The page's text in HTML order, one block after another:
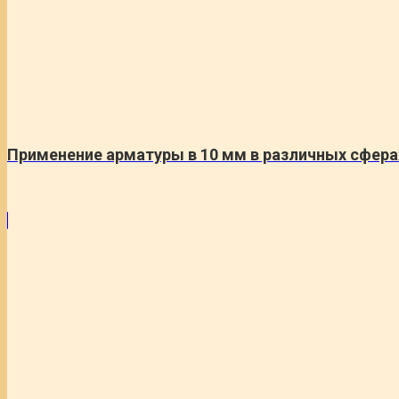
Применение арматуры в 10 мм в различных